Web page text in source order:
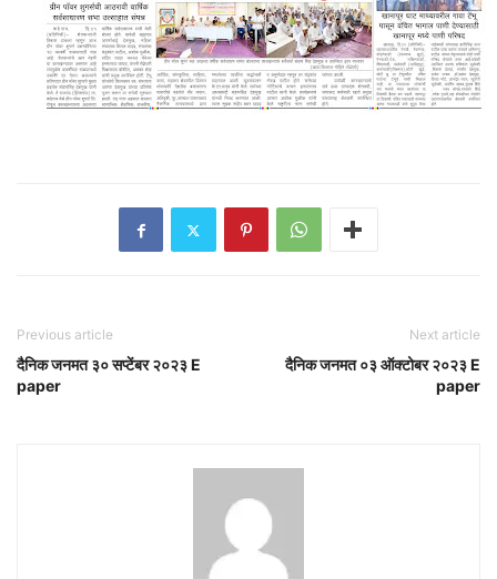
Previous article
दैनिक जनमत ३० सप्टेंबर २०२३ E
paper
Next article
दैनिक जनमत ०३ ऑक्टोबर २०२३ E
paper